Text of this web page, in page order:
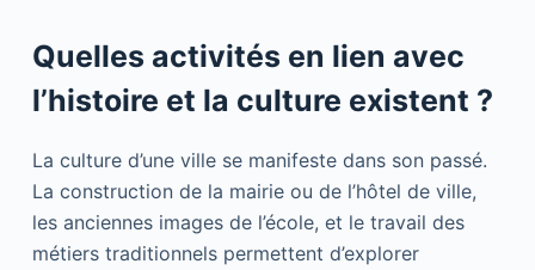
Quelles activités en lien avec
l’histoire et la culture existent ?
La culture d’une ville se manifeste dans son passé.
La construction de la mairie ou de l’hôtel de ville,
les anciennes images de l’école, et le travail des
métiers traditionnels permettent d’explorer